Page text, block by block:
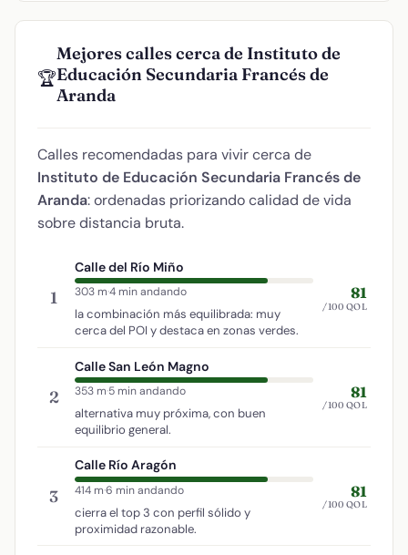
🏆
Mejores calles cerca de Instituto de
Educación Secundaria Francés de
Aranda
Calles recomendadas para vivir cerca de
Instituto de Educación Secundaria Francés de
Aranda: ordenadas priorizando calidad de vida
sobre distancia bruta.
1
Calle del Río Miño
303 m·4 min andando
la combinación más equilibrada: muy
cerca del POI y destaca en zonas verdes.
81
/100 QOL
2
Calle San León Magno
353 m·5 min andando
alternativa muy próxima, con buen
equilibrio general.
81
/100 QOL
3
Calle Río Aragón
414 m·6 min andando
cierra el top 3 con perfil sólido y
proximidad razonable.
81
/100 QOL